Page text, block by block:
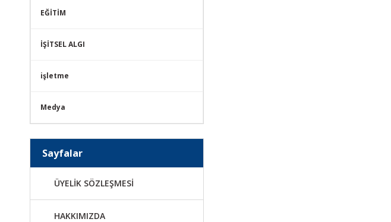
EĞİTİM
İŞİTSEL ALGI
işletme
Medya
Sayfalar
ÜYELİK SÖZLEŞMESİ
HAKKIMIZDA